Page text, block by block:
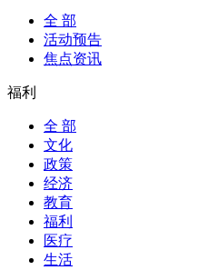
全 部
活动预告
焦点资讯
福利
全 部
文化
政策
经济
教育
福利
医疗
生活